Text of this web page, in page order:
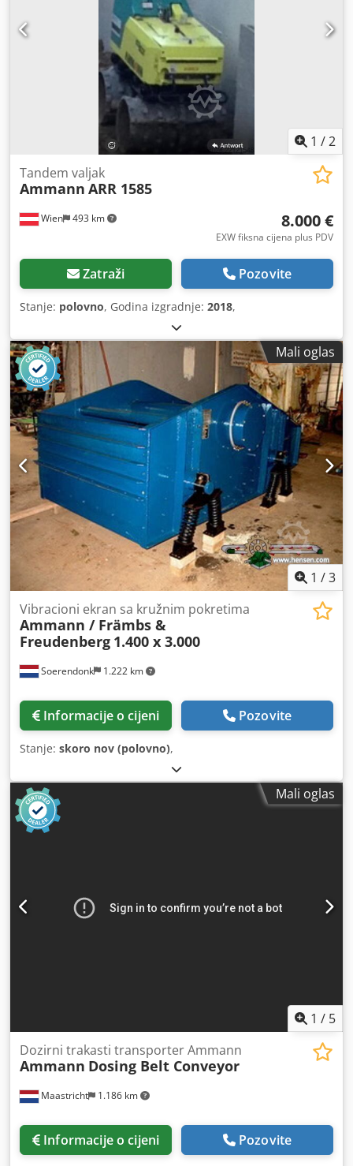
1 /2
Wien 493 km
Tandem valjak
Ammann ARR 1585
8.000 €
EXW fiksna cijena plus PDV
Zatraži Pozovite
Stanje: polovno, Godina izgradnje: 2018,
Mali oglas
1 /3
Soerendonk 1.222 km
Vibracioni ekran sa kružnim pokretima
Ammann / Främbs &
Freudenberg 1.400 x 3.000
Informacije o cijeni Pozovite
Stanje: skoro nov (polovno),
Mali oglas
1 / 5
Maastricht 1.186 km
Dozirni trakasti transporter Ammann
Ammann Dosing Belt Conveyor
Informacije o cijeni Pozovite